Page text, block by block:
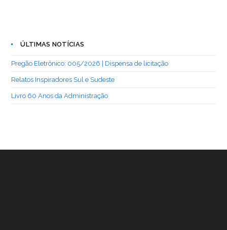
ÚLTIMAS NOTÍCIAS
Pregão Eletrônico: 005/2026 | Dispensa de licitação
Relatos Inspiradores Sul e Sudeste
Livro 60 Anos da Administração